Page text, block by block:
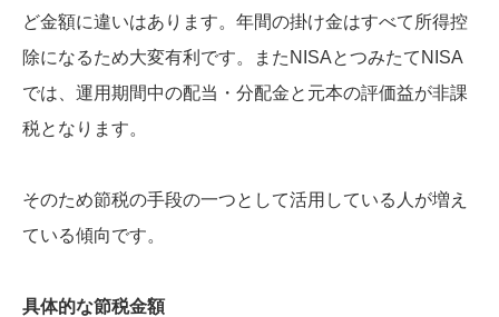
ど金額に違いはあります。年間の掛け金はすべて所得控
除になるため大変有利です。またNISAとつみたてNISA
では、運用期間中の配当・分配金と元本の評価益が非課
税となります。
そのため節税の手段の一つとして活用している人が増え
ている傾向です。
具体的な節税金額